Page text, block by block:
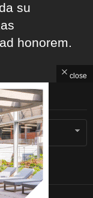
su
honorem.
close